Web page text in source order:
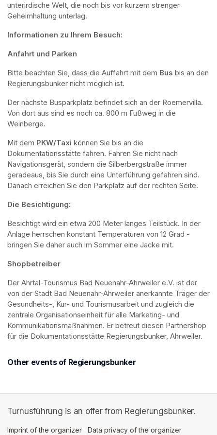
unterirdische Welt, die noch bis vor kurzem strenger
Geheimhaltung unterlag.
Informationen zu Ihrem Besuch:
Anfahrt und Parken
Bitte beachten Sie, dass die Auffahrt mit dem Bus bis an den
Regierungsbunker nicht möglich ist.
Der nächste Busparkplatz befindet sich an der Roemervilla.
Von dort aus sind es noch ca. 800 m Fußweg in die
Weinberge.
Mit dem PKW/Taxi können Sie bis an die
Dokumentationsstätte fahren. Fahren Sie nicht nach
Navigationsgerät, sondern die Silberbergstraße immer
geradeaus, bis Sie durch eine Unterführung gefahren sind.
Danach erreichen Sie den Parkplatz auf der rechten Seite.
Die Besichtigung:
Besichtigt wird ein etwa 200 Meter langes Teilstück. In der
Anlage herrschen konstant Temperaturen von 12 Grad -
bringen Sie daher auch im Sommer eine Jacke mit.
Shopbetreiber
Der Ahrtal-Tourismus Bad Neuenahr-Ahrweiler e.V. ist der
von der Stadt Bad Neuenahr-Ahrweiler anerkannte Träger der
Gesundheits-, Kur- und Tourismusarbeit und zugleich die
zentrale Organisationseinheit für alle Marketing- und
Kommunikationsmaßnahmen. Er betreut diesen Partnershop
für die Dokumentationsstätte Regierungsbunker, Ahrweiler.
Other events of Regierungsbunker
Turnusführung is an offer from Regierungsbunker.
Imprint of the organizer (opens in a new tab)
Data privacy of the organizer